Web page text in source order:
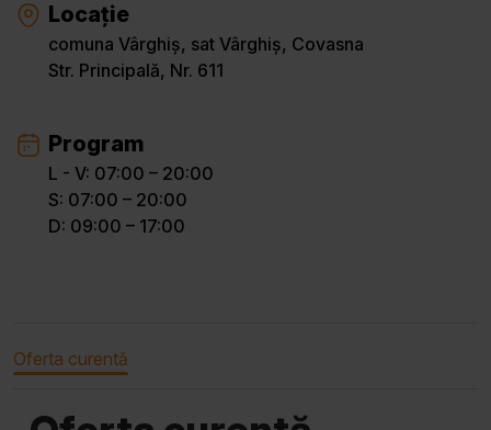
Locație
comuna Vârghiș, sat Vârghiș, Covasna
Str. Principală, Nr. 611
Program
L - V: 07:00 – 20:00
S: 07:00 – 20:00
D: 09:00 – 17:00
Oferta curentă